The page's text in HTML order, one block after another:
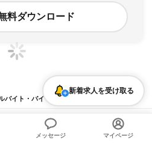
料ダウンロード
イト・バイト求人情報
新着求人を受け取る
メッセージ マイページ